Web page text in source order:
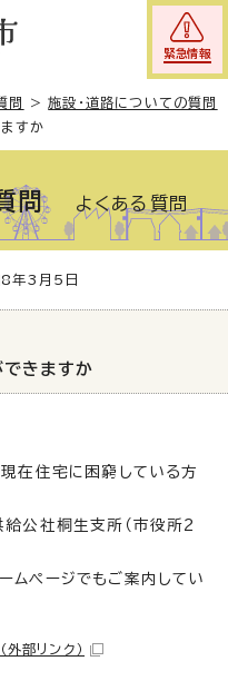
緊急情報
問 >施設・道路についての質問
すか
問 よくある質問
年3月5日
できますか
在住宅に困窮している方
公社桐生支所（市役所2
ムページでもご案内してい
（外部リンク）